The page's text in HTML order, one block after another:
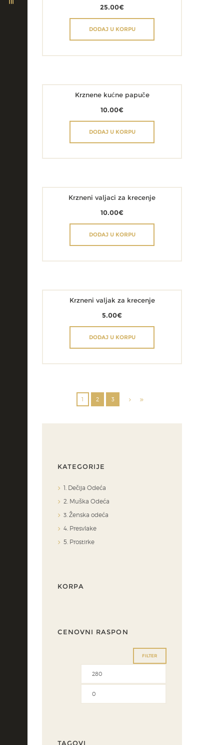
25.00€
DODAJ U KORPU
Krznene kućne papuče
10.00€
DODAJ U KORPU
Krzneni valjaci za krecenje
10.00€
DODAJ U KORPU
Krzneni valjak za krecenje
5.00€
DODAJ U KORPU
1 2 3
KATEGORIJE
1. Dečija Odeća
2. Muška Odeća
3. Ženska odeća
4. Presvlake
5. Prostirke
KORPA
CENOVNI RASPON
FILTER
TAGOVI